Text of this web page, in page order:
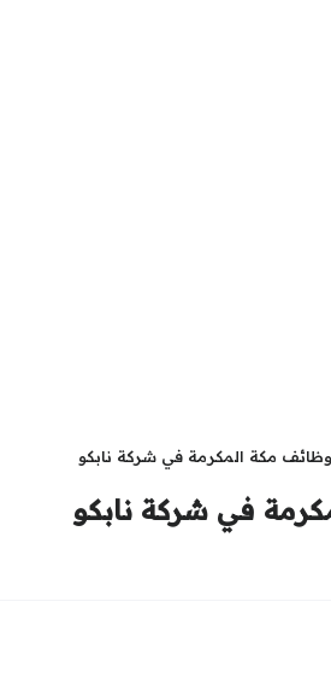
وظائف مكة المكرمة في شركة نابكو
في شركة نابكو